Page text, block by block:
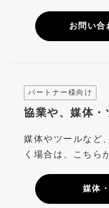
お問い合
パートナー様向け
協業や、媒体
媒体やツールなど
く場合は、こちら
媒体